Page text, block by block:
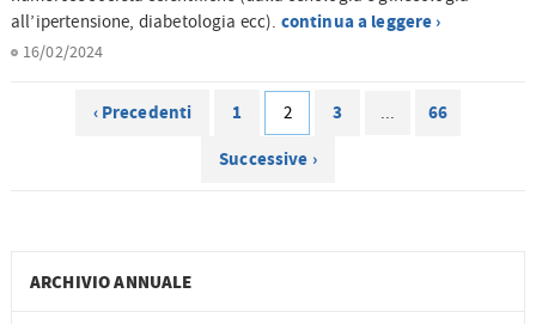
all’ipertensione, diabetologia ecc). continua a leggere ›
16/02/2024
‹ Precedenti 1 2 3 ...
66
Successive ›
ARCHIVIO ANNUALE